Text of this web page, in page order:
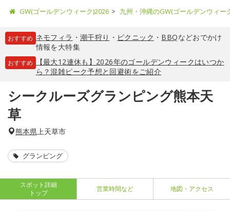
GW(ゴールデンウィーク)2026 九州・沖縄のGW(ゴールデンウィ
おすすめ ネモフィラ ・ 潮干狩り ・ ピクニック ・ BBQなどおでかけ
情報を大特集
おすすめ
【最大12連休も】2026年のゴールデンウィークはいつか
ら？混雑ピーク予想と回避術をご紹介
シークルーズグランピング熊本天
草
熊本県上天草市
グランピング
スポット詳細
トップ
営業時間など 地図・アクセス